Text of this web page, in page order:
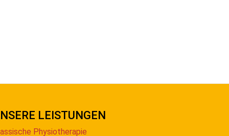
LEISTUNGEN
Physiotherapie